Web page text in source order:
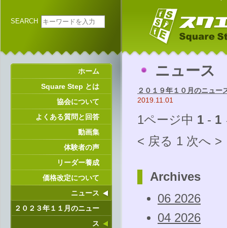
SEARCH
ホーム
Square Step とは
協会について
よくある質問と回答
動画集
体験者の声
リーダー養成
価格改定について
ニュース
２０２３年１１月のニュー
ス
ニュース
２０１９年１０月のニュー
2019.11.01
1ページ中 1 - 1
< 戻る 1 次へ >
Archives
06 2026
04 2026